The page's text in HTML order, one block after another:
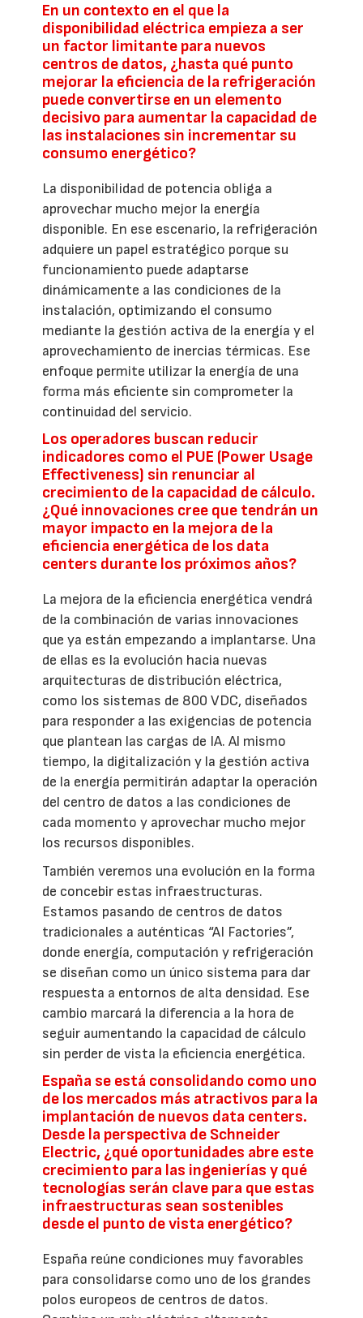
En un contexto en el que la
disponibilidad eléctrica empieza a ser
un factor limitante para nuevos
centros de datos, ¿hasta qué punto
mejorar la eficiencia de la refrigeración
puede convertirse en un elemento
decisivo para aumentar la capacidad de
las instalaciones sin incrementar su
consumo energético?
La disponibilidad de potencia obliga a
aprovechar mucho mejor la energía
disponible. En ese escenario, la refrigeración
adquiere un papel estratégico porque su
funcionamiento puede adaptarse
dinámicamente a las condiciones de la
instalación, optimizando el consumo
mediante la gestión activa de la energía y el
aprovechamiento de inercias térmicas. Ese
enfoque permite utilizar la energía de una
forma más eficiente sin comprometer la
continuidad del servicio.
Los operadores buscan reducir
indicadores como el PUE (Power Usage
Effectiveness) sin renunciar al
crecimiento de la capacidad de cálculo.
¿Qué innovaciones cree que tendrán un
mayor impacto en la mejora de la
eficiencia energética de los data
centers durante los próximos años?
La mejora de la eficiencia energética vendrá
de la combinación de varias innovaciones
que ya están empezando a implantarse. Una
de ellas es la evolución hacia nuevas
arquitecturas de distribución eléctrica,
como los sistemas de 800 VDC, diseñados
para responder a las exigencias de potencia
que plantean las cargas de IA. Al mismo
tiempo, la digitalización y la gestión activa
de la energía permitirán adaptar la operación
del centro de datos a las condiciones de
cada momento y aprovechar mucho mejor
los recursos disponibles.
También veremos una evolución en la forma
de concebir estas infraestructuras.
Estamos pasando de centros de datos
tradicionales a auténticas “AI Factories”,
donde energía, computación y refrigeración
se diseñan como un único sistema para dar
respuesta a entornos de alta densidad. Ese
cambio marcará la diferencia a la hora de
seguir aumentando la capacidad de cálculo
sin perder de vista la eficiencia energética.
España se está consolidando como uno
de los mercados más atractivos para la
implantación de nuevos data centers.
Desde la perspectiva de Schneider
Electric, ¿qué oportunidades abre este
crecimiento para las ingenierías y qué
tecnologías serán clave para que estas
infraestructuras sean sostenibles
desde el punto de vista energético?
España reúne condiciones muy favorables
para consolidarse como uno de los grandes
polos europeos de centros de datos.